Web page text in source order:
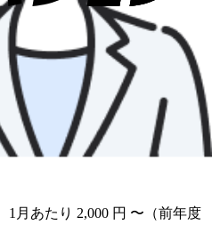
月あたり 2,000 円 〜（前年度